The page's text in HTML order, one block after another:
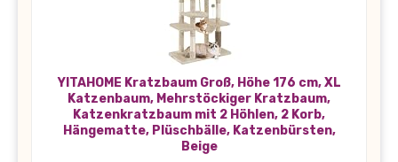
YITAHOME Kratzbaum Groß, Höhe 176 cm, XL
Katzenbaum, Mehrstöckiger Kratzbaum,
Katzenkratzbaum mit 2 Höhlen, 2 Korb,
Hängematte, Plüschbälle, Katzenbürsten,
Beige